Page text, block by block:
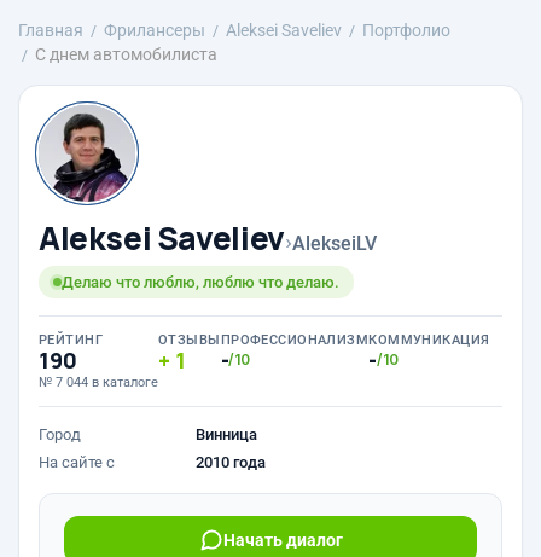
Главная Фрилансеры Aleksei Saveliev
Портфолио
С днем автомобилиста
Aleksei Saveliev›AlekseiLV
Делаю что люблю, люблю что делаю.
РЕЙТИНГ
190
№ 7 044 в каталоге
ОТЗЫВЫ
1
ПРОФЕССИОНАЛИЗМ
-/10
КОММУНИКАЦИЯ
-/10
Город
Винница
На сайте с
2010 года
Начать диалог